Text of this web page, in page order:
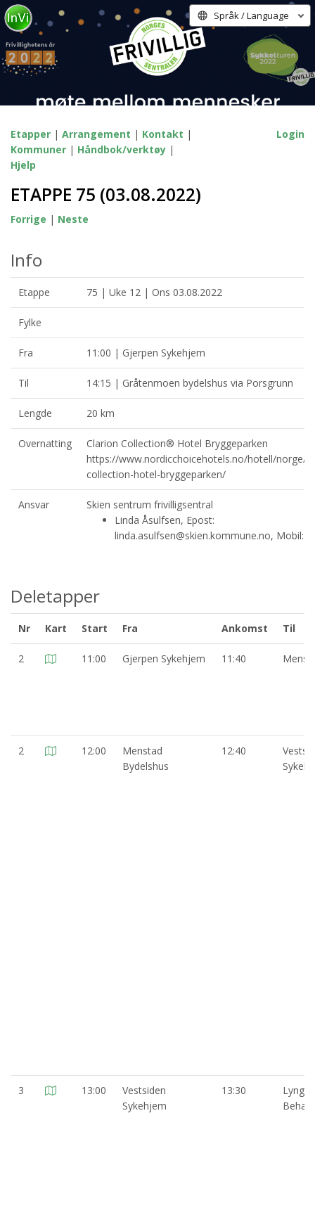
Språk / Language
Etapper | Arrangement | Kontakt |
Kommuner | Håndbok/verktøy |
Hjelp
Login
ETAPPE 75 (03.08.2022)
Forrige | Neste
Info
Etappe 75 | Uke 12 | Ons 03.08.2022
Fylke
Fra 11:00 | Gjerpen Sykehjem
Til 14:15 | Gråtenmoen bydelshus via Porsgrunn
Lengde 20 km
Overnatting
Clarion Collection® Hotel Bryggeparken
https://www.nordicchoicehotels.no/hotell/norge/
collection-hotel-bryggeparken/
Ansvar
Skien sentrum frivilligsentral
Linda Åsulfsen, Epost:
linda.asulfsen@skien.kommune.no, Mobil:
Deletapper
Nr Kart Start Fra Ankomst Til
2 11:00 Gjerpen Sykehjem 11:40
2 12:00
Menstad
Bydelshus
12:40
3 13:00
Vestsiden
Sykehjem
13:30